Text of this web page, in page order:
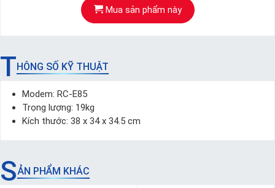
Mua sản phẩm này
THÔNG SỐ KỸ THUẬT
Modem: RC-E85
Trọng lượng: 19kg
Kích thước: 38 x 34 x 34.5 cm
SẢN PHẨM KHÁC